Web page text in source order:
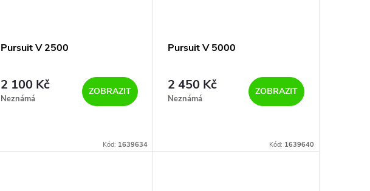
Pursuit V 2500
2 100 Kč
Neznámá
ZOBRAZIT
Kód: 1639634
Pursuit V 5000
2 450 Kč
Neznámá
ZOBRAZIT
Kód: 1639640